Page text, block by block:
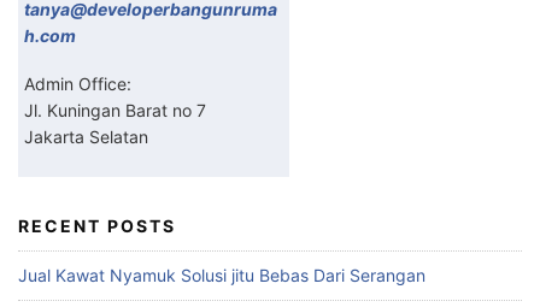
tanya@developerbangunruma
h.com
Admin Office:
Jl. Kuningan Barat no 7
Jakarta Selatan
RECENT POSTS
Jual Kawat Nyamuk Solusi jitu Bebas Dari Serangan